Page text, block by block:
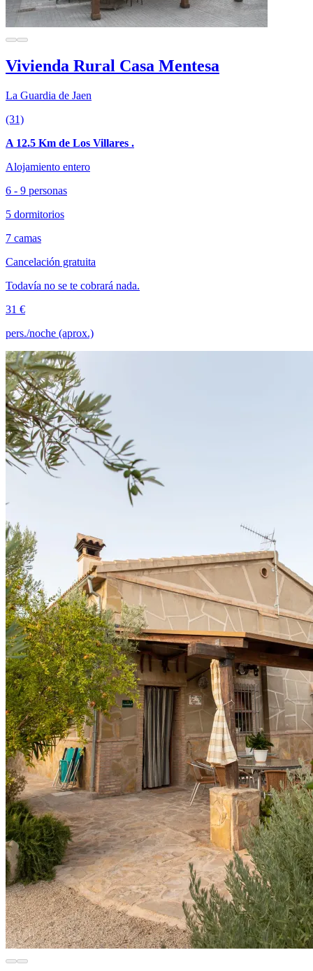
Vivienda Rural Casa Mentesa
La Guardia de Jaen
(31)
A 12.5 Km de Los Villares .
Alojamiento entero
6 - 9 personas
5 dormitorios
7 camas
Cancelación gratuita
Todavía no se te cobrará nada.
31 €
pers./noche (aprox.)